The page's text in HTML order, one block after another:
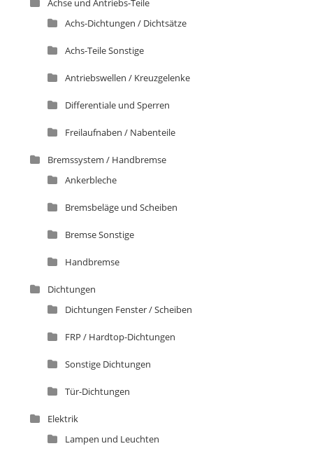
Achse und Antriebs-Teile
Achs-Dichtungen / Dichtsätze
Achs-Teile Sonstige
Antriebswellen / Kreuzgelenke
Differentiale und Sperren
Freilaufnaben / Nabenteile
Bremssystem / Handbremse
Ankerbleche
Bremsbeläge und Scheiben
Bremse Sonstige
Handbremse
Dichtungen
Dichtungen Fenster / Scheiben
FRP / Hardtop-Dichtungen
Sonstige Dichtungen
Tür-Dichtungen
Elektrik
Lampen und Leuchten